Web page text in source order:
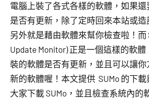
電腦上裝了各式各樣的軟體，如果
是否有更新，除了定時回來本站或造
另外就是藉由軟體來幫你檢查啦！而
Update Monitor) 正是一個這樣的軟
裝的軟體是否有更新，並且可以讓
新的軟體喔！本文提供 SUMo 的下
大家下載 SUMo，並且檢查系統內的